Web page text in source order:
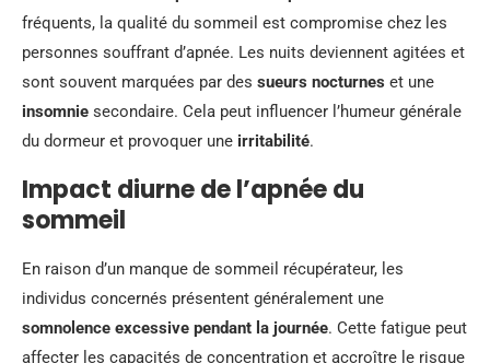
fréquents, la qualité du sommeil est compromise chez les
personnes souffrant d’apnée. Les nuits deviennent agitées et
sont souvent marquées par des sueurs nocturnes et une
insomnie secondaire. Cela peut influencer l’humeur générale
du dormeur et provoquer une irritabilité.
Impact diurne de l’apnée du
sommeil
En raison d’un manque de sommeil récupérateur, les
individus concernés présentent généralement une
somnolence excessive pendant la journée. Cette fatigue peut
affecter les capacités de concentration et accroître le risque